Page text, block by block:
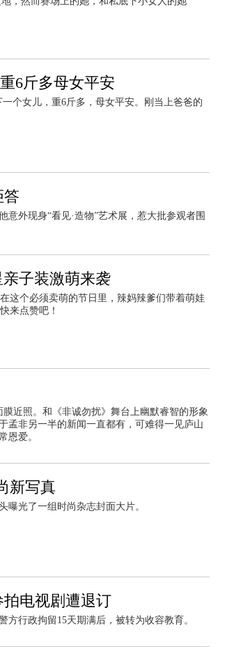
6斤多母女平安
个女儿，重6斤多，母女平安。刚当上爸爸的
答
外现身“看见·造物”艺术展，惹大批参观者围
子装激萌来袭
这个必须卖萌的节日里，辣妈辣爹们带着萌娃
来点赞吧！
近照。和《非诚勿扰》舞台上幽默睿智的形象
孟非另一半的新闻一直都有，可难得一见庐山
恩爱。
新写真
曝光了一组时尚杂志封面大片。
电视剧遭退订
行政拘留15天期满后，被转为收容教育。